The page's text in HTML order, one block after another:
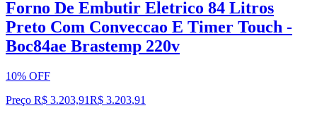
Forno De Embutir Eletrico 84 Litros
Preto Com Conveccao E Timer Touch -
Boc84ae Brastemp 220v
10% OFF
Preço R$ 3.203,91R$ 3.203,91